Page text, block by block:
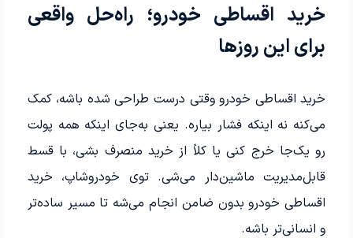
خرید اقساطی خودرو؛ راه‌حل واقعی
برای این روزها
خرید اقساطی خودرو وقتی درست طراحی شده باشه، کمک
می‌کنه نه اینکه فشار بیاره. یعنی به‌جای اینکه همه پولت
رو یک‌جا خرج کنی یا کلاً از خرید منصرف بشی، با قسط
قابل‌مدیریت ماشین‌دار می‌شی. توی خودروشاپ، خرید
اقساطی خودرو بدون ضامن انجام می‌شه تا مسیر ساده‌تر
و انسانی‌تر باشه.